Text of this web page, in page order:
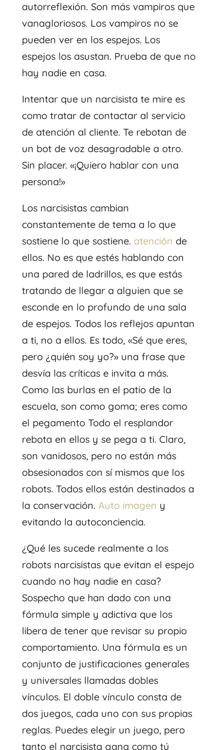
autorreflexión. Son más vampiros que
vanagloriosos. Los vampiros no se
pueden ver en los espejos. Los
espejos los asustan. Prueba de que no
hay nadie en casa.
Intentar que un narcisista te mire es
como tratar de contactar al servicio
de atención al cliente. Te rebotan de
un bot de voz desagradable a otro.
Sin placer. «¡Quiero hablar con una
persona!»
Los narcisistas cambian
constantemente de tema a lo que
sostiene lo que sostiene. atención de
ellos. No es que estés hablando con
una pared de ladrillos, es que estás
tratando de llegar a alguien que se
esconde en lo profundo de una sala
de espejos. Todos los reflejos apuntan
a ti, no a ellos. Es todo, «Sé que eres,
pero ¿quién soy yo?» una frase que
desvía las críticas e invita a más.
Como las burlas en el patio de la
escuela, son como goma; eres como
el pegamento Todo el resplandor
rebota en ellos y se pega a ti. Claro,
son vanidosos, pero no están más
obsesionados con sí mismos que los
robots. Todos ellos están destinados a
la conservación. Auto imagen y
evitando la autoconciencia.
¿Qué les sucede realmente a los
robots narcisistas que evitan el espejo
cuando no hay nadie en casa?
Sospecho que han dado con una
fórmula simple y adictiva que los
libera de tener que revisar su propio
comportamiento. Una fórmula es un
conjunto de justificaciones generales
y universales llamadas dobles
vínculos. El doble vínculo consta de
dos juegos, cada uno con sus propias
reglas. Puedes elegir un juego, pero
tanto el narcisista gana como tú